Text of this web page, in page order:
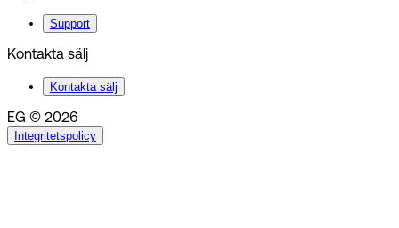
Support
Kontakta sälj
Kontakta sälj
EG © 2026
Integritetspolicy